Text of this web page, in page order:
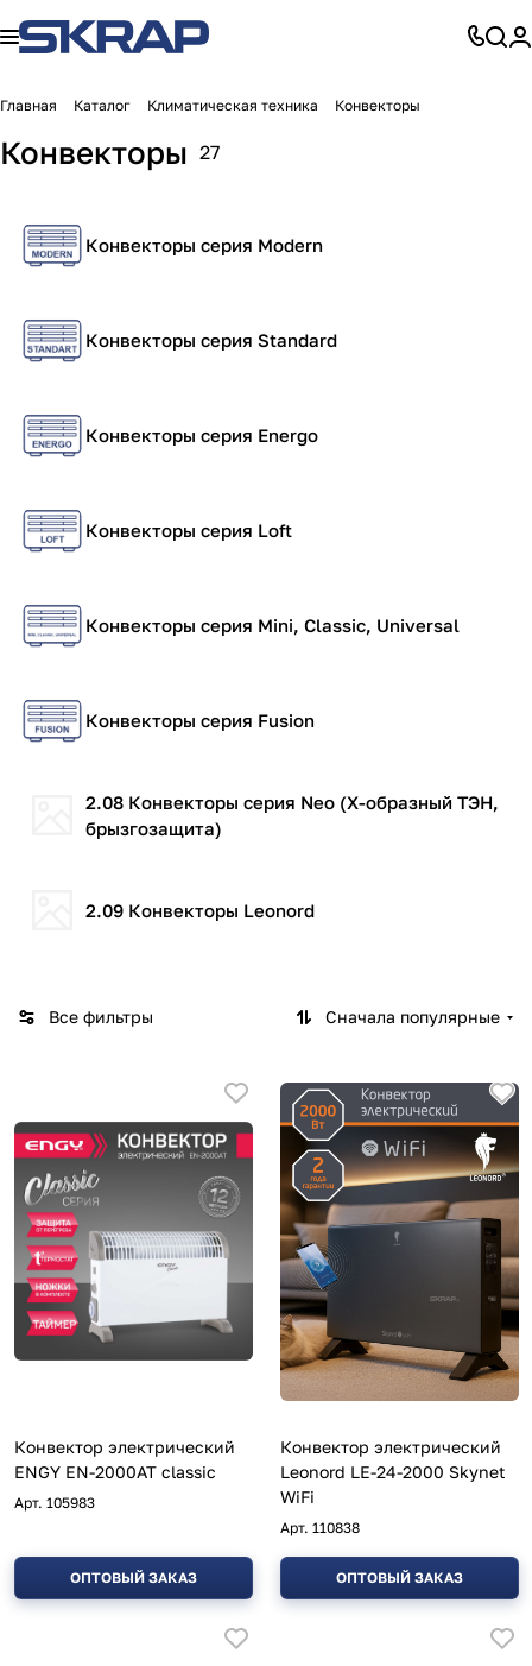
Главная Каталог Климатическая техника Конвекторы
Конвекторы 27
Конвекторы серия Modern
Конвекторы серия Standard
Конвекторы серия Energo
Конвекторы серия Loft
Конвекторы серия Mini, Classic, Universal
Конвекторы серия Fusion
2.08 Конвекторы серия Neo (Х-образный ТЭН,
брызгозащита)
2.09 Конвекторы Leonord
Все фильтры Сначала популярные
Конвектор электрический
ENGY EN-2000AT classic
Арт. 105983
ОПТОВЫЙ ЗАКАЗ
Конвектор электрический
Leonord LE-24-2000 Skynet
WiFi
Арт. 110838
ОПТОВЫЙ ЗАКАЗ